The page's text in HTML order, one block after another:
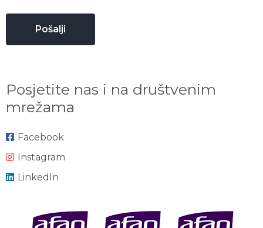
Posjetite nas i na društvenim
mrežama
Facebook
Instagram
LinkedIn